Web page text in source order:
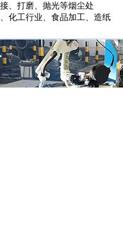
、打磨、抛光等烟尘处
化工行业、食品加工、造纸